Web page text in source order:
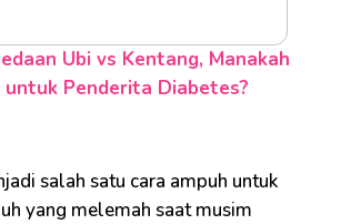
Ubi vs Kentang, Manakah
untuk Penderita Diabetes?
salah satu cara ampuh untuk
yang melemah saat musim